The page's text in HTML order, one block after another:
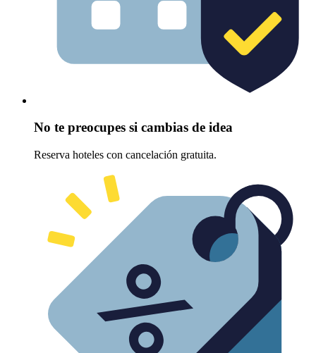
No te preocupes si cambias de idea
Reserva hoteles con cancelación gratuita.